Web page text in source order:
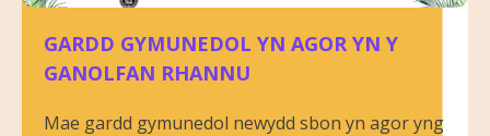
GARDD GYMUNEDOL YN AGOR YN Y
GANOLFAN RHANNU
Mae gardd gymunedol newydd sbon yn agor yng